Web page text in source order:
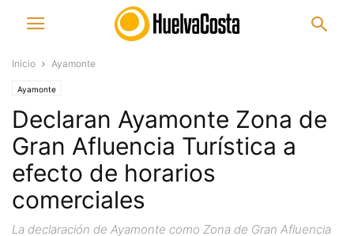
Inicio Ayamonte
Ayamonte
Declaran Ayamonte Zona de
Gran Afluencia Turística a
efecto de horarios
comerciales
La declaración de Ayamonte como Zona de Gran Afluencia